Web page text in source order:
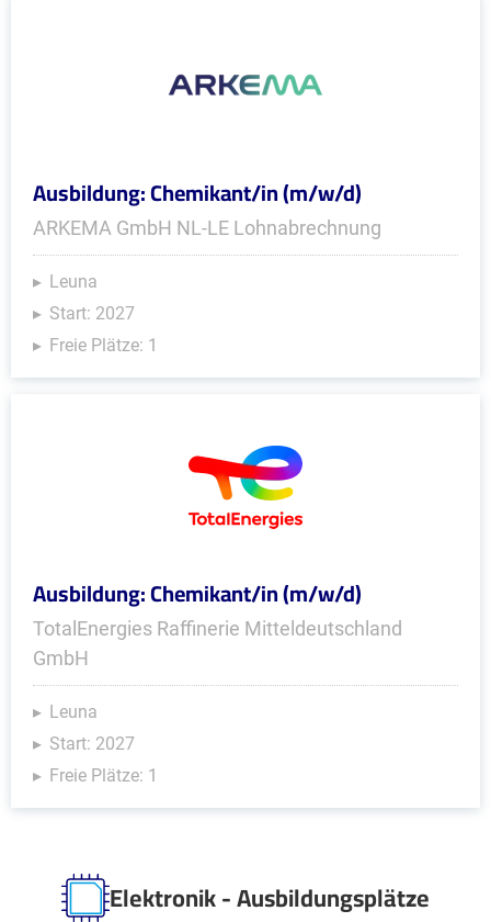
Ausbildung: Chemikant/in (m/w/d)
ARKEMA GmbH NL-LE Lohnabrechnung
Leuna
Start: 2027
Freie Plätze: 1
Ausbildung: Chemikant/in (m/w/d)
TotalEnergies Raffinerie Mitteldeutschland
GmbH
Leuna
Start: 2027
Freie Plätze: 1
Elektronik - Ausbildungsplätze